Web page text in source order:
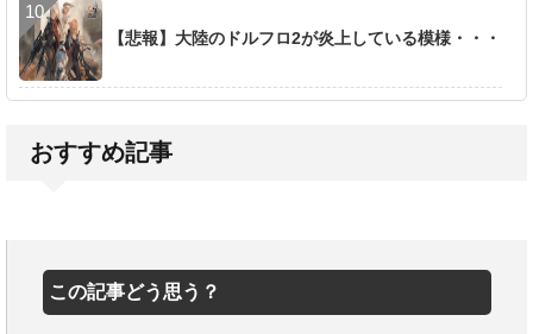
【悲報】大陸のドルフロ2が炎上している模様・・・
おすすめ記事
この記事どう思う？